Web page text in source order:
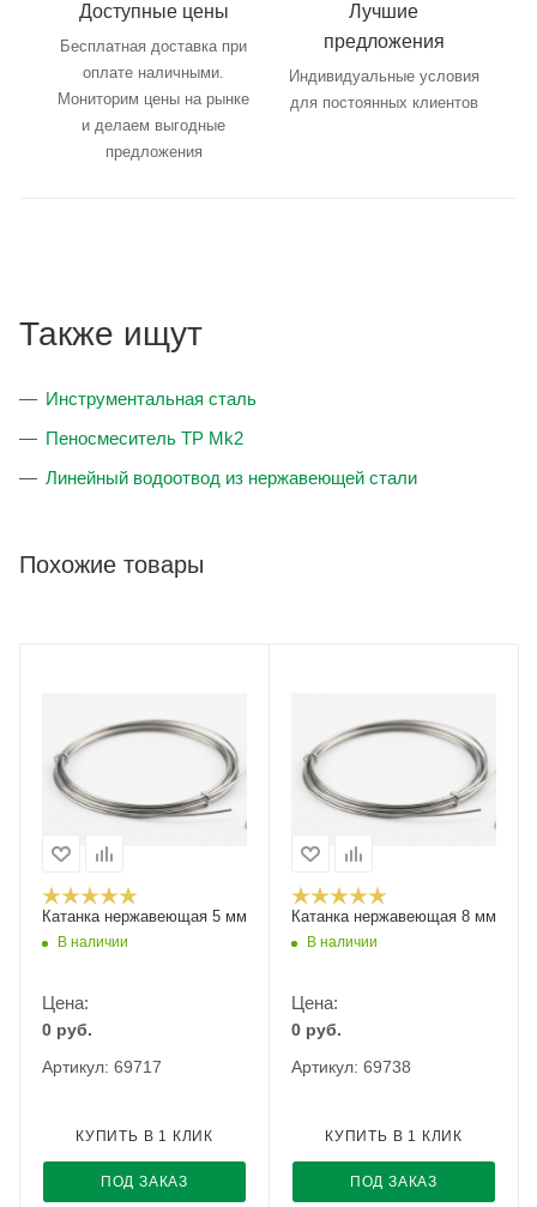
Доступные цены
Бесплатная доставка при
оплате наличными.
Мониторим цены на рынке
и делаем выгодные
предложения
Лучшие
предложения
Индивидуальные условия
для постоянных клиентов
Также ищут
Инструментальная сталь
Пеносмеситель TP Mk2
Линейный водоотвод из нержавеющей стали
Похожие товары
Катанка нержавеющая 5 мм
В наличии
Цена:
0 руб.
Артикул: 69717
ПОД ЗАКАЗ
КУПИТЬ В 1 КЛИК
Катанка нержавеющая 8 мм
В наличии
Цена:
0 руб.
Артикул: 69738
ПОД ЗАКАЗ
КУПИТЬ В 1 КЛИК